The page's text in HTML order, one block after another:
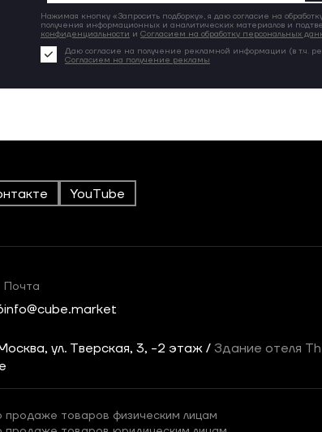
Нажимая кнопку «Запросить подборку», я даю согласие на
получения информационных и аналитических материалов и
конфиденциальности и Согласием на обработку персональных
Даю согласие на получение рекламной информации (в т.ч.
Согласием на получение рекламы
YouTube
Почта
info@cube.market
ул. Тверская, 3, -2 этаж / Здание отеля
продаже товаров физическим лицам